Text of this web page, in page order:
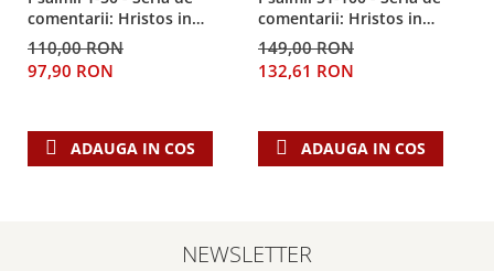
comentarii: Hristos in
centru
110,00 RON
97,90 RON
ADAUGA IN COS
comentarii: Hristos in
centru
149,00 RON
132,61 RON
ADAUGA IN COS
NEWSLETTER